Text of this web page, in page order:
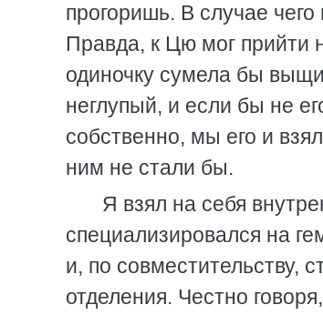
прогоришь. В случае
Правда, к Цю мог прийти
одиночку сумела бы
неглупый, и если бы не
собственно, мы его и
ним не стали бы.
Я взял на себя
специализировался на
и, по совместительству,
отделения. Честно